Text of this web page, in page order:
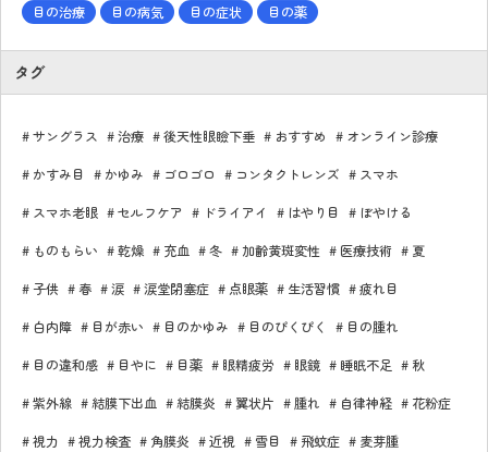
目の治療 目の病気 目の症状 目の薬
タグ
サングラス 治療 後天性眼瞼下垂 おすすめ オンライン診療
かすみ目 かゆみ ゴロゴロ コンタクトレンズ スマホ
スマホ老眼 セルフケア ドライアイ はやり目 ぼやける
ものもらい 乾燥 充血 冬 加齢黄斑変性 医療技術 夏
子供 春 涙 涙堂閉塞症 点眼薬 生活習慣 疲れ目
白内障 目が赤い 目のかゆみ 目のぴくぴく 目の腫れ
目の違和感 目やに 目薬 眼精疲労 眼鏡 睡眠不足 秋
紫外線 結膜下出血 結膜炎 翼状片 腫れ 自律神経 花粉症
視力 視力検査 角膜炎 近視 雪目 飛蚊症 麦芽腫